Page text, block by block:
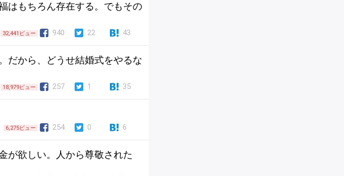
はもちろん存在する。でもその
32,441ビュー 940 22 43
だから、どうせ結婚式をやるな
18,979ビュー 257 1 35
6,275ビュー 254 0 6
が欲しい。人から尊敬された